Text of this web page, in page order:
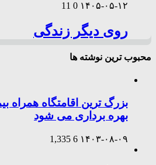
۱۴۰۵-۰۵-۱۲ 0
11
روی دیگر زندگی
محبوب ترین نوشته ها
بزرگ ترین اقامتگاه همراه
بهره برداری می شود
۱۴۰۳-۰۸-۰۹ 6
1,335